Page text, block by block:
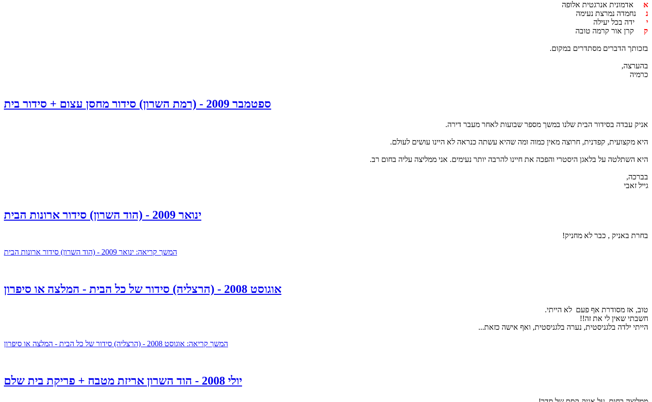
א
אדמונית אנרגטית אלופה
נ
נחמדה נמרצת נעימה
י
ידה בכל יעילה
ק
קרן אור קרמה טובה
בזכותך הדברים מסתדרים במקום.
בהערצה,
כרמיה
ספטמבר 2009 - (רמת השרון) סידור מחסן עצום + סידור בית
אניק עבדה בסידור הבית שלנו במשך מספר שבועות לאחר מעבר דירה.
היא מקצועית, קפדנית, חרוצה מאין כמוה ומה שהיא עשתה כנראה לא היינו עושים לעולם.
היא השתלטה על בלאגן היסטרי והפכה את חיינו להרבה יותר נעימים. אני ממליצה עליה בחום רב.
בברכה,
גייל זאבי
ינואר 2009 - (הוד השרון) סידור ארונות הבית
בחרת באניק , כבר לא מחניק!
המשך קריאה: ינואר 2009 - (הוד השרון) סידור ארונות הבית
אוגוסט 2008 - (הרצליה) סידור של כל הבית - המלצה או סיפרון
טוב, אז מסודרת אף פעם לא הייתי.
חשבתי שאין לי את זה!!
הייתי ילדה בלגניסטית, נערה בלגניסטית, ואף אישה כזאת...
המשך קריאה: אוגוסט 2008 - (הרצליה) סידור של כל הבית - המלצה או סיפרון
יולי 2008 - הוד השרון אריזת מטבח + פריקת בית שלם